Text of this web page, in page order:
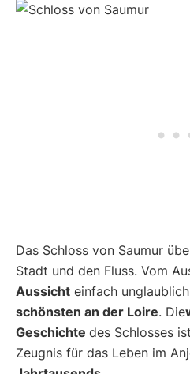
Das Schloss von Saumur
Stadt und den Fluss. Vom
Aussicht einfach
schönsten an der Loire. Die
Geschichte des Schlosses
Zeugnis für das Leben im